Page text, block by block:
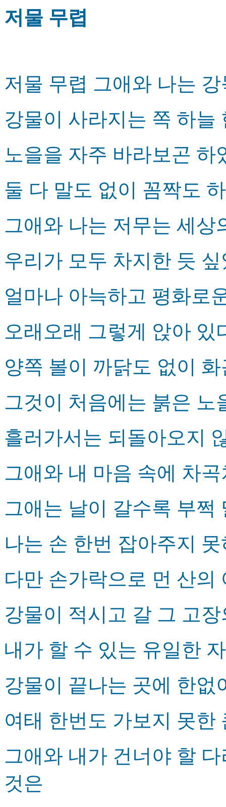
저물 무렵
저물 무렵 그애와 나는
강물이 사라지는 쪽 하늘
노을을 자주 바라보곤 하
둘 다 말도 없이 꼼짝도
그애와 나는 저무는 세상
우리가 모두 차지한 듯
얼마나 아늑하고 평화로
오래오래 그렇게 앉아 있
양쪽 볼이 까닭도 없이
그것이 처음에는 붉은 노
흘러가서는 되돌아오지
그애와 내 마음 속에 차
그애는 날이 갈수록 부쩍
나는 손 한번 잡아주지
다만 손가락으로 먼 산의
강물이 적시고 갈 그 고
내가 할 수 있는 유일한
강물이 끝나는 곳에 한없
여태 한번도 가보지 못한
그애와 내가 건너야 할
것은